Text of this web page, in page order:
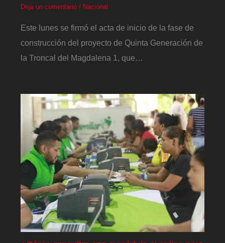
Deja un comentario / Nacional
Este lunes se firmó el acta de inicio de la fase de
construcción del proyecto de Quinta Generación de
la Troncal del Magdalena 1, que…